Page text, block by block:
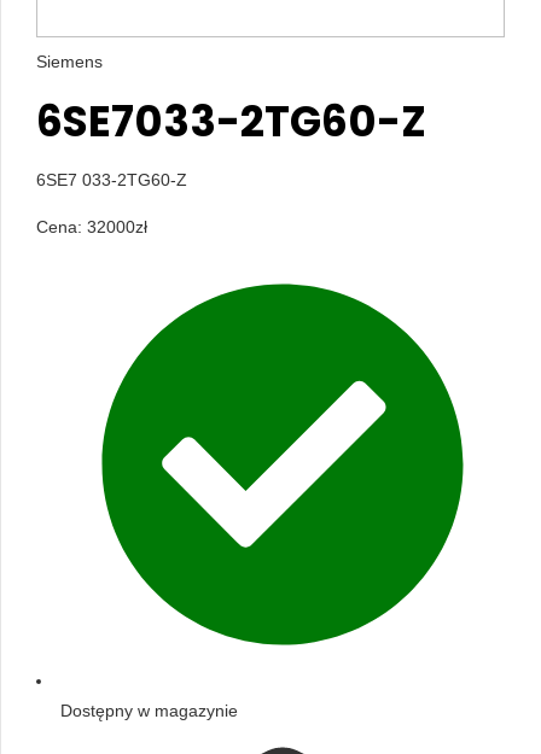
Siemens
6SE7033-2TG60-Z
6SE7 033-2TG60-Z
Cena: 32000zł
Dostępny w magazynie